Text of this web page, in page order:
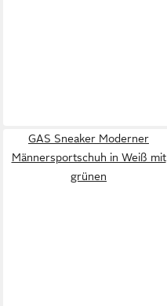
GAS Sneaker Moderner
Männersportschuh in Weiß mit
grünen